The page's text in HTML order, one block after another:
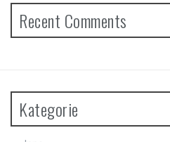
Recent Comments
Kategorie